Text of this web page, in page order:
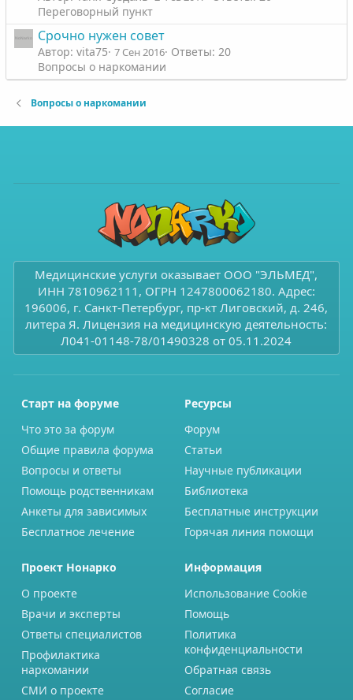
Переговорный пункт
Срочно нужен совет
Автор: vita75 7 Сен 2016 Ответы: 20
Вопросы о наркомании
Вопросы о наркомании
Медицинские услуги оказывает ООО "ЭЛЬМЕД",
ИНН 7810962111, ОГРН 1247800062180. Адрес:
196006, г. Санкт-Петербург, пр-кт Лиговский, д. 246,
литера Я. Лицензия на медицинскую деятельность:
Л041-01148-78/01490328 от 05.11.2024
Старт на форуме
Что это за форум
Общие правила форума
Вопросы и ответы
Помощь родственникам
Анкеты для зависимых
Бесплатное лечение
Ресурсы
Форум
Статьи
Научные публикации
Библиотека
Бесплатные инструкции
Горячая линия помощи
Проект Нонарко
О проекте
Врачи и эксперты
Ответы специалистов
Профилактика
наркомании
СМИ о проекте
Информация
Использование Cookie
Помощь
Политика
конфиденциальности
Обратная связь
Согласие